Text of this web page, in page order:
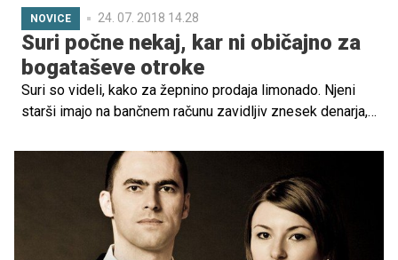
NOVICE 24. 07. 2018 14.28
Suri počne nekaj, kar ni običajno za
bogataševe otroke
Suri so videli, kako za žepnino prodaja limonado. Njeni
starši imajo na bančnem računu zavidljiv znesek denarja,